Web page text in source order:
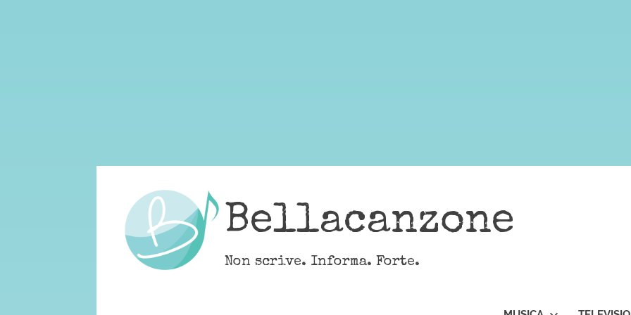
content
Bellacanzone
Non scrive. Informa. Forte.